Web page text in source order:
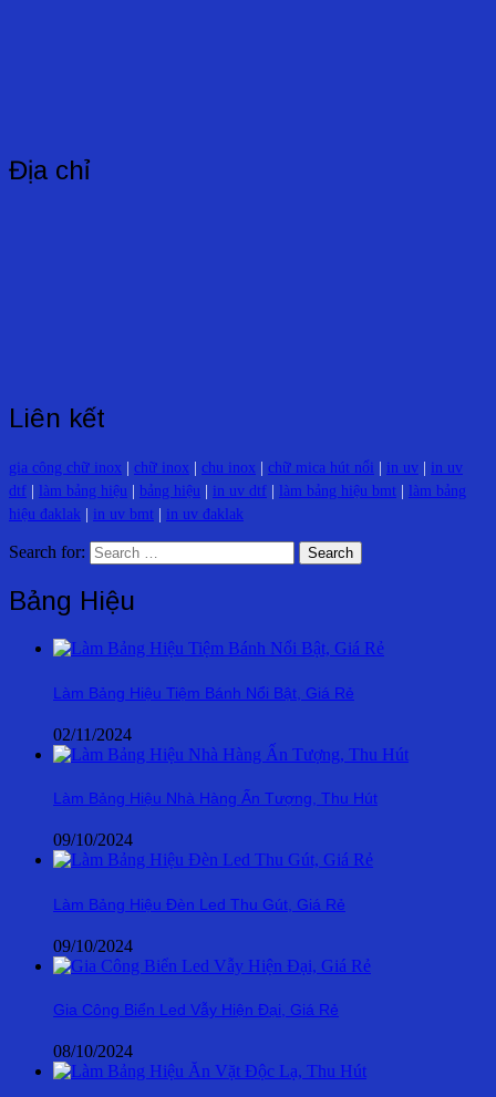
Địa chỉ
Liên kết
gia công chữ inox | chữ inox | chu inox | chữ mica hút nổi | in uv | in uv
dtf | làm bảng hiệu | bảng hiệu | in uv dtf | làm bảng hiệu bmt | làm bảng
hiệu đaklak | in uv bmt | in uv đaklak
Search for:
Bảng Hiệu
Làm Bảng Hiệu Tiệm Bánh Nổi Bật, Giá Rẻ
02/11/2024
Làm Bảng Hiệu Nhà Hàng Ấn Tượng, Thu Hút
09/10/2024
Làm Bảng Hiệu Đèn Led Thu Gút, Giá Rẻ
09/10/2024
Gia Công Biển Led Vẫy Hiện Đại, Giá Rẻ
08/10/2024